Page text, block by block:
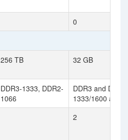
0
256 TB 32 GB
DDR3-1333, DDR2-
1066
DDR3 and
1333/1600 at
2